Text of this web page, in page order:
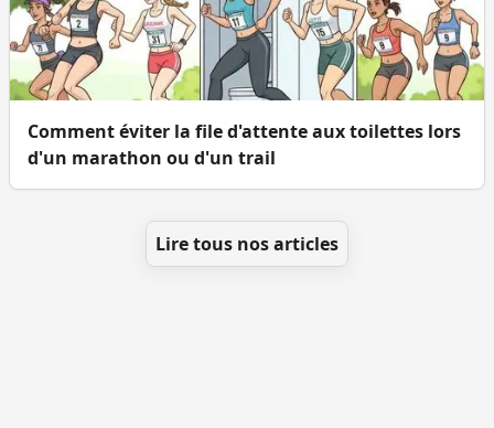
Comment éviter la file d'attente aux toilettes lors
d'un marathon ou d'un trail
Lire tous nos articles